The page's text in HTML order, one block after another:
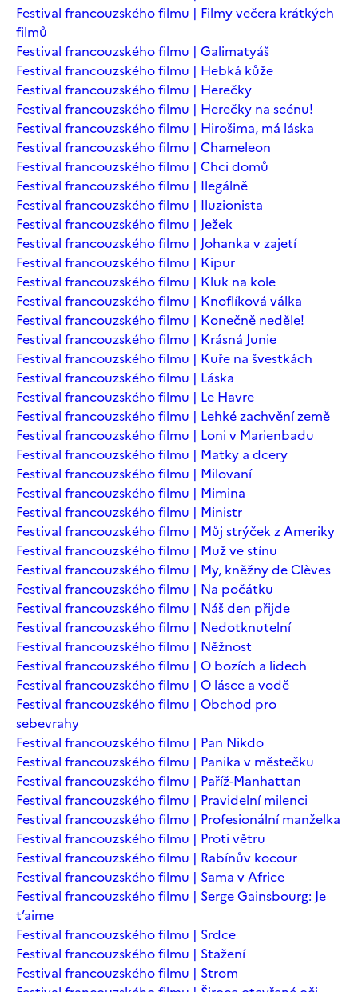
Festival francouzského filmu | Filmy večera krátkých
filmů
Festival francouzského filmu | Galimatyáš
Festival francouzského filmu | Hebká kůže
Festival francouzského filmu | Herečky
Festival francouzského filmu | Herečky na scénu!
Festival francouzského filmu | Hirošima, má láska
Festival francouzského filmu | Chameleon
Festival francouzského filmu | Chci domů
Festival francouzského filmu | Ilegálně
Festival francouzského filmu | Iluzionista
Festival francouzského filmu | Ježek
Festival francouzského filmu | Johanka v zajetí
Festival francouzského filmu | Kipur
Festival francouzského filmu | Kluk na kole
Festival francouzského filmu | Knoflíková válka
Festival francouzského filmu | Konečně neděle!
Festival francouzského filmu | Krásná Junie
Festival francouzského filmu | Kuře na švestkách
Festival francouzského filmu | Láska
Festival francouzského filmu | Le Havre
Festival francouzského filmu | Lehké zachvění země
Festival francouzského filmu | Loni v Marienbadu
Festival francouzského filmu | Matky a dcery
Festival francouzského filmu | Milovaní
Festival francouzského filmu | Mimina
Festival francouzského filmu | Ministr
Festival francouzského filmu | Můj strýček z Ameriky
Festival francouzského filmu | Muž ve stínu
Festival francouzského filmu | My, kněžny de Clèves
Festival francouzského filmu | Na počátku
Festival francouzského filmu | Náš den přijde
Festival francouzského filmu | Nedotknutelní
Festival francouzského filmu | Něžnost
Festival francouzského filmu | O bozích a lidech
Festival francouzského filmu | O lásce a vodě
Festival francouzského filmu | Obchod pro
sebevrahy
Festival francouzského filmu | Pan Nikdo
Festival francouzského filmu | Panika v městečku
Festival francouzského filmu | Paříž-Manhattan
Festival francouzského filmu | Pravidelní milenci
Festival francouzského filmu | Profesionální manželka
Festival francouzského filmu | Proti větru
Festival francouzského filmu | Rabínův kocour
Festival francouzského filmu | Sama v Africe
Festival francouzského filmu | Serge Gainsbourg: Je
t’aime
Festival francouzského filmu | Srdce
Festival francouzského filmu | Stažení
Festival francouzského filmu | Strom